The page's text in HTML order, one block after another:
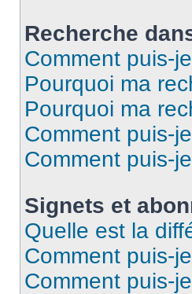
Recherche
Comment puis-
Pourquoi ma
Pourquoi ma
Comment puis-
Comment puis-
Signets et
Quelle est la
Comment puis-
Comment puis-